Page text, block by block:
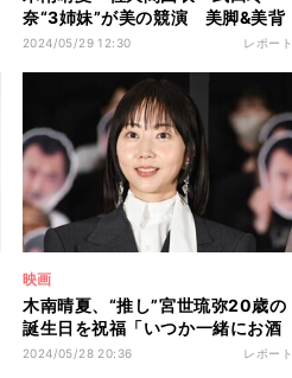
奈“3姉妹”が美の競演 美脚&美背
中あらわで観客魅了
2024/05/29 12:30 レポート
映画
木南晴夏、“推し”宮世琉弥20歳の
誕生日を祝福「いつか一緒にお酒
を飲み交わしたい」
2024/05/28 20:36 レポート